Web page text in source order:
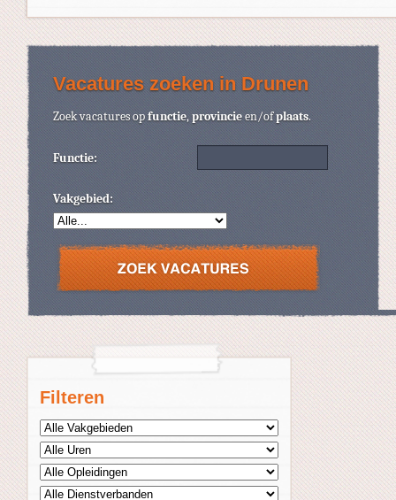
Filteren
Vacatures zoeken in Drunen
Zoek vacatures opfunctie,provincieen/ofplaats.
Functie:
Vakgebied: